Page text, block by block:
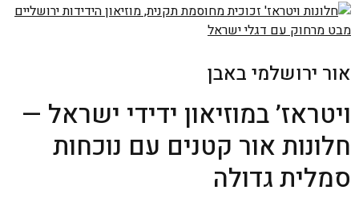
אור ירושלמי באבן
ויטראז’ במוזיאון ידידי ישראל —
חלונות אור קטנים עם נוכחות
סמלית גדולה